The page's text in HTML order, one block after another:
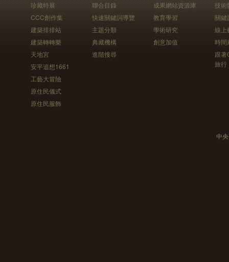
珍藏特展
CCC創作集
建築排排站
建築轉轉樂
天地宮
安平追想1661
工藝大冒險
原住民儀式
原住民服飾
聯合目錄
快速關鍵詞導覽
主題分類
典藏機構
進階搜尋
成果網站資源庫
教育學習
學術研究
創意加值
技術
關鍵
線上
時間
跟
旅行
中